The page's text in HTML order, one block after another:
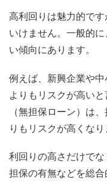
高利回りは魅力的で
いけません。一般的
い傾向にあります。
例えば、新興企業や
よりもリスクが高い
（無担保ローン）は
りもリスクが高くなり
利回りの高さだけでな
担保の有無などを総合